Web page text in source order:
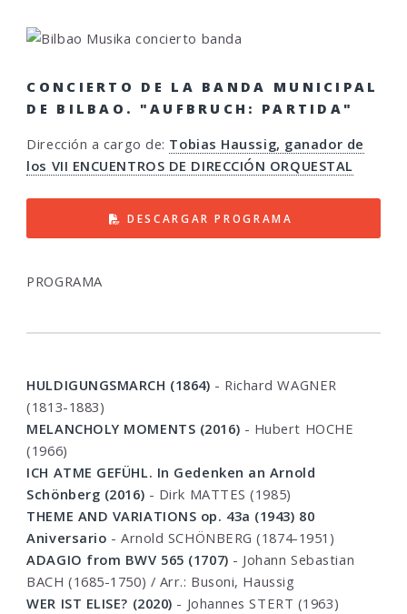
CONCIERTO DE LA BANDA MUNICIPAL
DE BILBAO. "AUFBRUCH: PARTIDA"
Dirección a cargo de: Tobias Haussig, ganador de
los VII ENCUENTROS DE DIRECCIÓN ORQUESTAL
DESCARGAR PROGRAMA
PROGRAMA
HULDIGUNGSMARCH (1864) - Richard WAGNER
(1813-1883)
MELANCHOLY MOMENTS (2016) - Hubert HOCHE
(1966)
ICH ATME GEFÜHL. In Gedenken an Arnold
Schönberg (2016) - Dirk MATTES (1985)
THEME AND VARIATIONS op. 43a (1943) 80
Aniversario - Arnold SCHÖNBERG (1874-1951)
ADAGIO from BWV 565 (1707) - Johann Sebastian
BACH (1685-1750) / Arr.: Busoni, Haussig
WER IST ELISE? (2020) - Johannes STERT (1963)